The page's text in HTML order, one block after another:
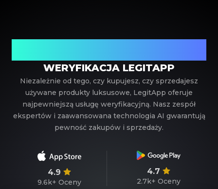
WERYFIKACJA LEGITAPP
Niezależnie od tego, czy kupujesz, czy sprzedajesz
używane produkty luksusowe, LegitApp oferuje
najpewniejszą usługę weryfikacyjną. Nasz zespół
ekspertów i zaawansowana technologia AI gwarantują
pewność zakupów i sprzedaży.
4.9
9.6k+ Oceny
4.7
2.7k+ Oceny